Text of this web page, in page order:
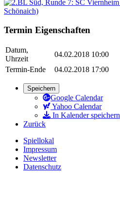
Termin Eigenschaften
Datum,
Uhrzeit
04.02.2018 10:00
Termin-Ende
04.02.2018 17:00
Speichern
Google Calendar
Yahoo Calendar
In Kalender speichern
Zurück
Spiellokal
Impressum
Newsletter
Datenschutz